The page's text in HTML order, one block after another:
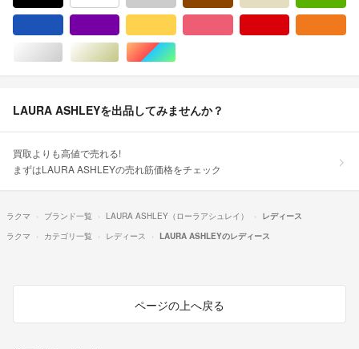
シルバー/銀色系ゴールド/金色系マルチカラー
LAURA ASHLEYを出品してみませんか？
買取よりも高値で売れる!
まずはLAURA ASHLEYの売れ筋価格をチェック
ラクマ ブランド一覧 LAURA ASHLEY（ローラアシュレイ）
レディース
ラクマ
カテゴリ一覧 レディース LAURA ASHLEYのレディース
ページの上へ戻る